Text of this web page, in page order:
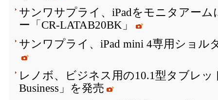
サンワサプライ、iPadをモニタアー
ー「CR-LATAB20BK」
サンワプライ、iPad mini 4専用ショル
レノボ、ビジネス用の10.1型タブレッ
Business」を発売